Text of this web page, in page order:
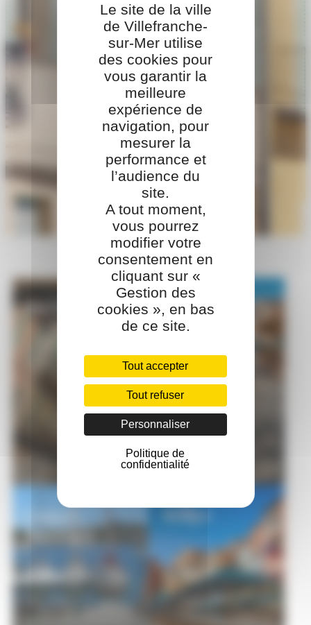
ACCUEIL>
Mairie
Mot du Maire Élus
Municipal
Le site de la ville
de Villefranche-
sur-Mer utilise
des cookies pour
vous garantir la
meilleure
expérience de
navigation, pour
mesurer la
performance et
l’audience du
site.
A tout moment,
vous pourrez
modifier votre
consentement en
cliquant sur «
Gestion des
cookies », en bas
de ce site.
Tout accepter
Tout refuser
Personnaliser
Politique de
confidentialité